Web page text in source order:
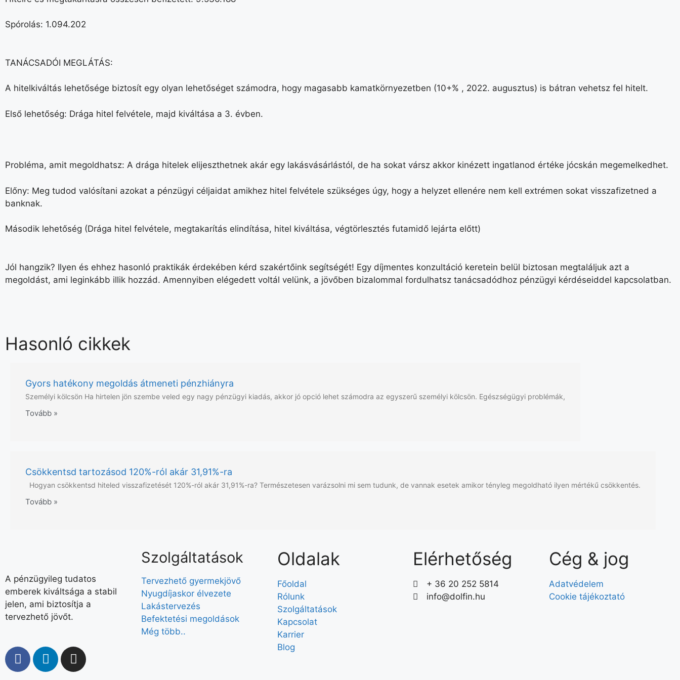
Spórolás: 1.094.202
TANÁCSADÓI MEGLÁTÁS:
A hitelkiváltás lehetősége biztosít egy olyan lehetőséget számodra, hogy magasabb kamatkörnyezetben (10+% , 2022. augusztus) is bátran vehetsz fel hitelt.
Első lehetőség: Drága hitel felvétele, majd kiváltása a 3. évben.
Probléma, amit megoldhatsz: A drága hitelek elijeszthetnek akár egy lakásvásárlástól, de ha sokat vársz akkor kinézett ingatlanod értéke jócskán megemelkedhet.
Előny: Meg tudod valósítani azokat a pénzügyi céljaidat amikhez hitel felvétele szükséges úgy, hogy a helyzet ellenére nem kell extrémen sokat visszafizetned a
banknak.
Második lehetőség (Drága hitel felvétele, megtakarítás elindítása, hitel kiváltása, végtörlesztés futamidő lejárta előtt)
Jól hangzik? Ilyen és ehhez hasonló praktikák érdekében kérd szakértőink segítségét! Egy díjmentes konzultáció keretein belül biztosan megtaláljuk azt a
megoldást, ami leginkább illik hozzád. Amennyiben elégedett voltál velünk, a jövőben bizalommal fordulhatsz tanácsadódhoz pénzügyi kérdéseiddel kapcsolatban.
Hasonló cikkek
Gyors hatékony megoldás átmeneti pénzhiányra
Személyi kölcsön Ha hirtelen jön szembe veled egy nagy pénzügyi kiadás, akkor jó opció lehet számodra az egyszerű személyi kölcsön. Egészségügyi problémák,
Tovább »
Csökkentsd tartozásod 120%-ról akár 31,91%-ra
Hogyan csökkentsd hiteled visszafizetését 120%-ról akár 31,91%-ra? Természetesen varázsolni mi sem tudunk, de vannak esetek amikor tényleg megoldható ilyen mértékű csökkentés.
Tovább »
A pénzügyileg tudatos
emberek kiváltsága a stabil
jelen, ami biztosítja a
tervezhető jövőt.
Szolgáltatások
Tervezhető gyermekjövő
Nyugdíjaskor élvezete
Lakástervezés
Befektetési megoldások
Még több..
Oldalak
Főoldal
Rólunk
Szolgáltatások
Kapcsolat
Karrier
Blog
Elérhetőség
+ 36 20 252 5814
info@dolfin.hu
Cég & jog
Adatvédelem
Cookie tájékoztató